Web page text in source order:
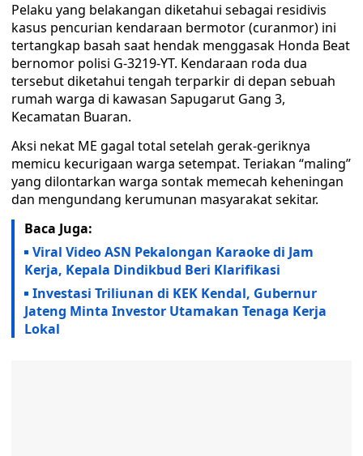
Pelaku yang belakangan diketahui sebagai residivis
kasus pencurian kendaraan bermotor (curanmor) ini
tertangkap basah saat hendak menggasak Honda Beat
bernomor polisi G-3219-YT. Kendaraan roda dua
tersebut diketahui tengah terparkir di depan sebuah
rumah warga di kawasan Sapugarut Gang 3,
Kecamatan Buaran.
Aksi nekat ME gagal total setelah gerak-geriknya
memicu kecurigaan warga setempat. Teriakan “maling”
yang dilontarkan warga sontak memecah keheningan
dan mengundang kerumunan masyarakat sekitar.
Baca Juga:
Viral Video ASN Pekalongan Karaoke di Jam
Kerja, Kepala Dindikbud Beri Klarifikasi
Investasi Triliunan di KEK Kendal, Gubernur
Jateng Minta Investor Utamakan Tenaga Kerja
Lokal